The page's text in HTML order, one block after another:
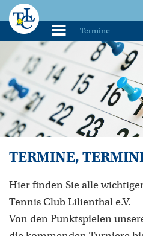
TERMINE,
Hier finden Sie alle
Tennis Club Lilienthal e.V.
Von den Punktspielen